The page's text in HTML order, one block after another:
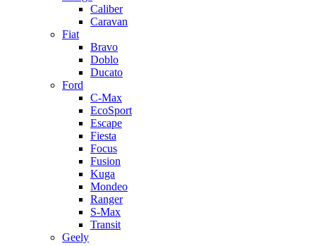
Caliber
Caravan
Fiat
Bravo
Doblo
Ducato
Ford
C-Max
EcoSport
Escape
Fiesta
Focus
Fusion
Kuga
Mondeo
Ranger
S-Max
Transit
Geely